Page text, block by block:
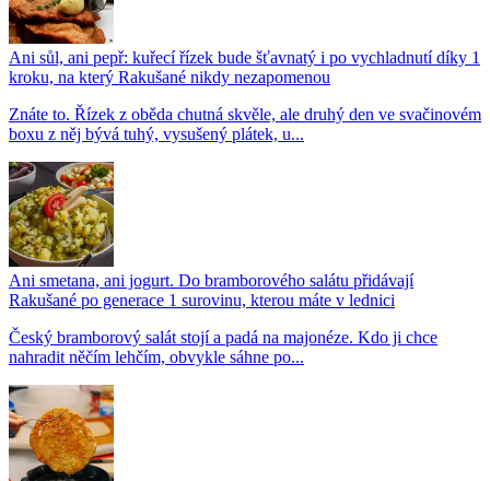
Ani sůl, ani pepř: kuřecí řízek bude šťavnatý i po vychladnutí díky 1
kroku, na který Rakušané nikdy nezapomenou
Znáte to. Řízek z oběda chutná skvěle, ale druhý den ve svačinovém
boxu z něj bývá tuhý, vysušený plátek, u...
Ani smetana, ani jogurt. Do bramborového salátu přidávají
Rakušané po generace 1 surovinu, kterou máte v lednici
Český bramborový salát stojí a padá na majonéze. Kdo ji chce
nahradit něčím lehčím, obvykle sáhne po...